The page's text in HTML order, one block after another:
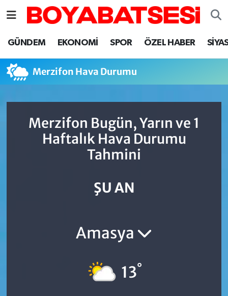
GÜNDEM EKONOMİ SPOR ÖZEL HABER
Merzifon Hava Durumu
Merzifon Bugün, Yarın ve 1
Haftalık Hava Durumu
Tahmini
ŞU AN
Amasya
13°
Sinop Nöbetçi Eczaneler
Sinop Hava Durumu
Sinop Trafik Yoğunluk Haritası
Süper Lig Puan Durumu ve Fikstür
Son Dakika Haberleri